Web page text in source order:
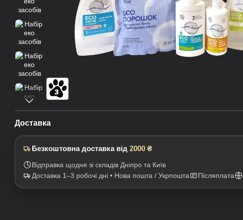
Доставка
Безкоштовна доставка від 2000 ₴
Відправка щодня зі складів Дніпро та Київ
Доставка 1–3 робочі дні • Нова пошта / Укрпошта
Післяплата